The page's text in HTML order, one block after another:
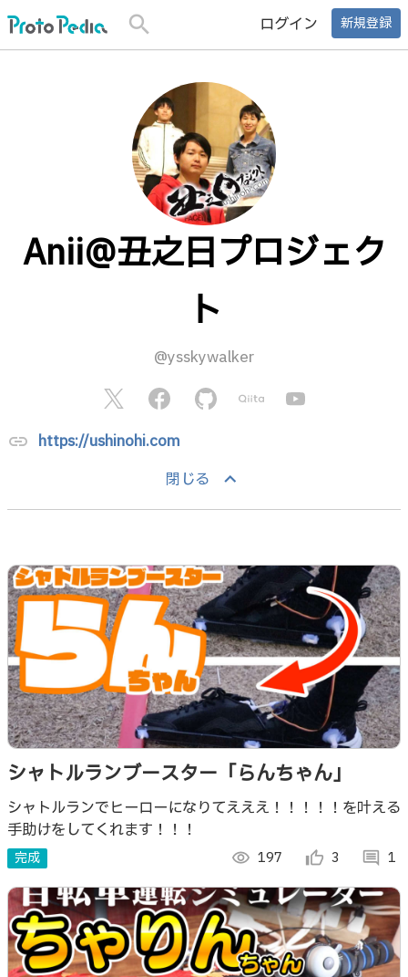
search ログイン 新規登録
Anii@丑之日プロジェク
ト
@ysskywalker
link https://ushinohi.com
閉じる
keyboard_arrow_up
シャトルランブースター「らんちゃん」
シャトルランでヒーローになりてえええ！！！！！を叶える
手助けをしてくれます！！！
完成 visibility 197 thumb_up_alt 3 comment 1